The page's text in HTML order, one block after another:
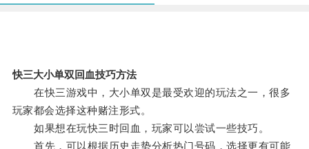
快三大小单双回血技巧方法
在快三游戏中，大小单双是最受欢迎的玩法之一，很多
玩家都会选择这种赌注形式。
如果想在玩快三时回血，玩家可以尝试一些技巧。
首先，可以根据历史走势分析热门号码，选择更有可能